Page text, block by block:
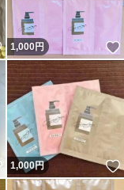
いいね！
1,000円
いいね！
1,000円